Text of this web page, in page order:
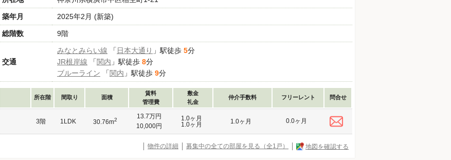
築年月 2025年2月 (新築)
総階数 9階
交通
みなとみらい線 「 日本大通り 」駅徒歩 5分
JR根岸線 「関内 」駅徒歩 8分
ブルーライン 「関内 」駅徒歩 9分
所在階 間取り 面積
賃料
管理費
敷金
礼金
仲介手数料 フリーレント 問合せ
13.7万円
10,000円
1.0ヶ月
1.0ヶ月
1.0ヶ月 0.0ヶ月
3階 1LDK 30.76m2
物件の詳細 募集中の全ての部屋を見る（全1戸） 地図を確認する